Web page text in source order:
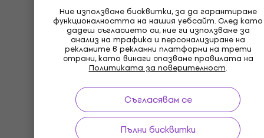
Ние използваме бисквитки, за да гарантираме
функционалността на нашия уебсайт. След като
дадеш съгласието си, ние ги използваме за
анализ на трафика и персонализиране на
рекламите в рекламни платформи на трети
страни, като винаги спазваме правилата на
Политиката за поверителност.
Съгласявам се
Пълни бисквитки